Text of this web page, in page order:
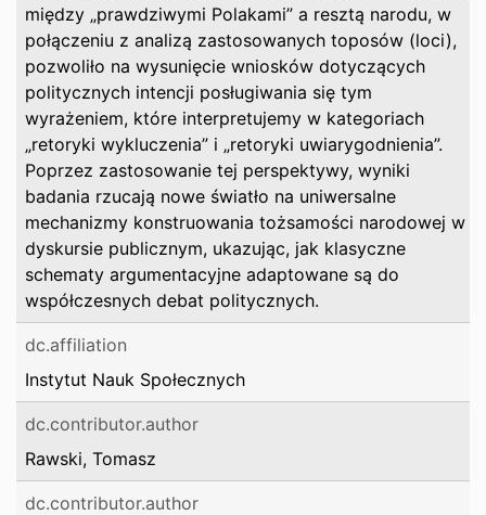
między „prawdziwymi Polakami” a resztą narodu, w
połączeniu z analizą zastosowanych toposów (loci),
pozwoliło na wysunięcie wniosków dotyczących
politycznych intencji posługiwania się tym
wyrażeniem, które interpretujemy w kategoriach
„retoryki wykluczenia” i „retoryki uwiarygodnienia”.
Poprzez zastosowanie tej perspektywy, wyniki
badania rzucają nowe światło na uniwersalne
mechanizmy konstruowania tożsamości narodowej w
dyskursie publicznym, ukazując, jak klasyczne
schematy argumentacyjne adaptowane są do
współczesnych debat politycznych.
dc.affiliation
Instytut Nauk Społecznych
dc.contributor.author
Rawski, Tomasz
dc.contributor.author